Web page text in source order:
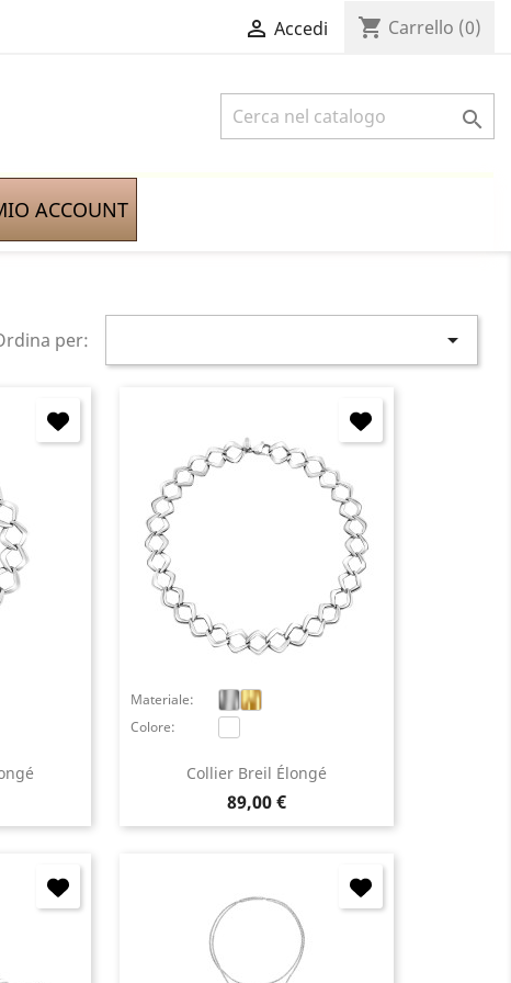
 Accedi shopping_cart Carrello (0)

ACCOUNT
per: 
Collier Breil Élongé
Prezzo
89,00 €
Materiale:
Colore: